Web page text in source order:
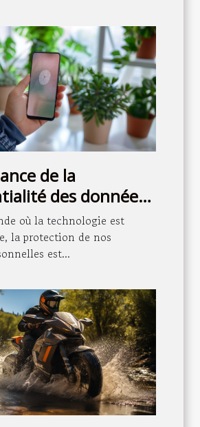
de la
des données
de
et de santé
où la technologie est
la protection de nos
est...